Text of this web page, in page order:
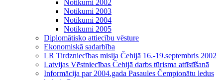
Notikumi 2002
Notikumi 2003
Notikumi 2004
Notikumi 2005
Diplomātisko attiecību vēsture
Ekonomiskā sadarbība
LR Tirdzniecības misija Čehijā 16.-19.septembris 2002
Latvijas Vēstniecības Čehijā darbs tūrisma attīstīšanā
Informācija par 2004.gada Pasaules Čempionātu ledus